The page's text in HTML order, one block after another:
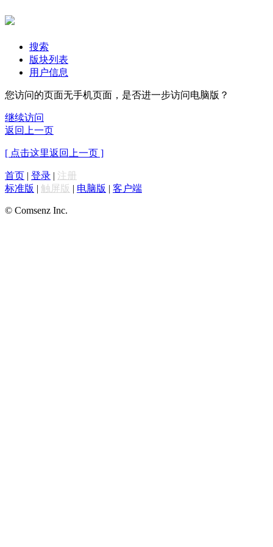
搜索
版块列表
用户信息
您访问的页面无手机页面，是否进一步访问电脑版？
继续访问
返回上一页
[ 点击这里返回上一页 ]
首页 | 登录 | 注册
标准版 | 触屏版 | 电脑版 | 客户端
© Comsenz Inc.